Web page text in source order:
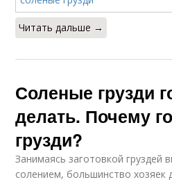
Читать дальше →
Соленые грузди
делать. Почему
грузди?
Занимаясь заготовкой груздей
солением, большинство